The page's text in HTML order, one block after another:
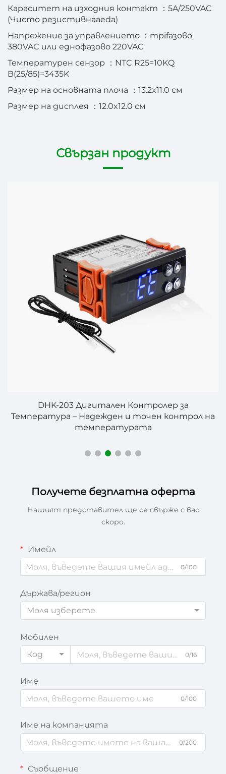
Кapacитет на изходния контакт ：5A/250VAC
(Чисто резистивнаaeda)
Напрежение за управлението ： трifазово
380VAC или еднофазово 220VAC
Температурен сензор
： NTC R25=10KQ
B(25/85)=3435K
Размер на основната плоча
： 13.2x11.0 см
Размер на дисплея
： 12.0x12.0 см
Свързан продукт
DHK-203 Дигитален Контролер за
Температура – Надежден и точен контрол на
температурата
Получете безплатна оферта
Нашият представител ще се свърже с вас
скоро.
Имейл
0/100
Държава/регион
Моля изберете
Мобилен
Код
0/16
Име
0/100
Име на компанията
0/200
Съобщение